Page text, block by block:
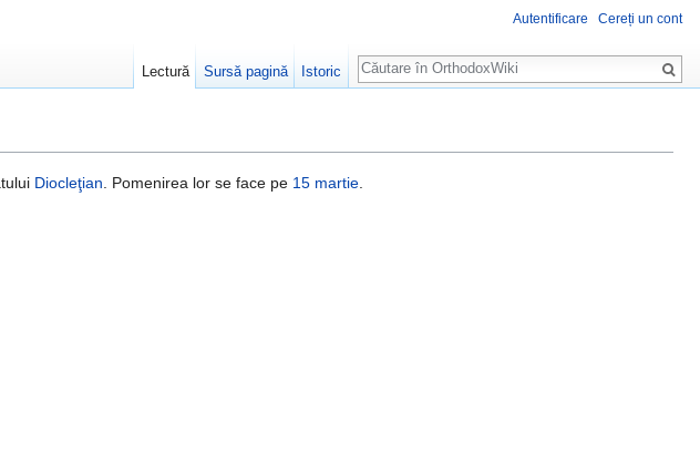
Diocleţian. Pomenirea lor se face pe 15 martie.
Autentificare Cereți un cont
Lectură Sursă pagină Istoric
Căutare